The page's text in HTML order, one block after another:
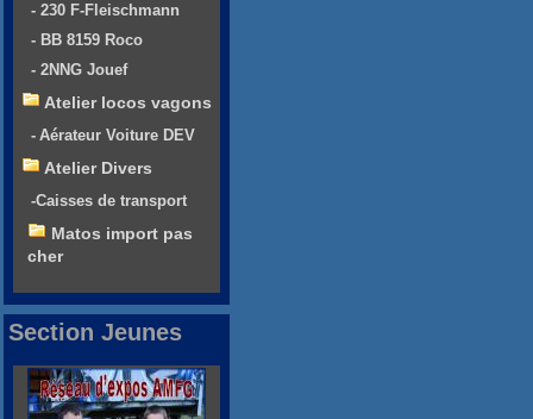
- 230 F-Fleischmann
- BB 8159 Roco
- 2NNG Jouef
Atelier locos vagons
- Aérateur Voiture DEV
Atelier Divers
-Caisses de transport
Matos import pas
cher
Section Jeunes